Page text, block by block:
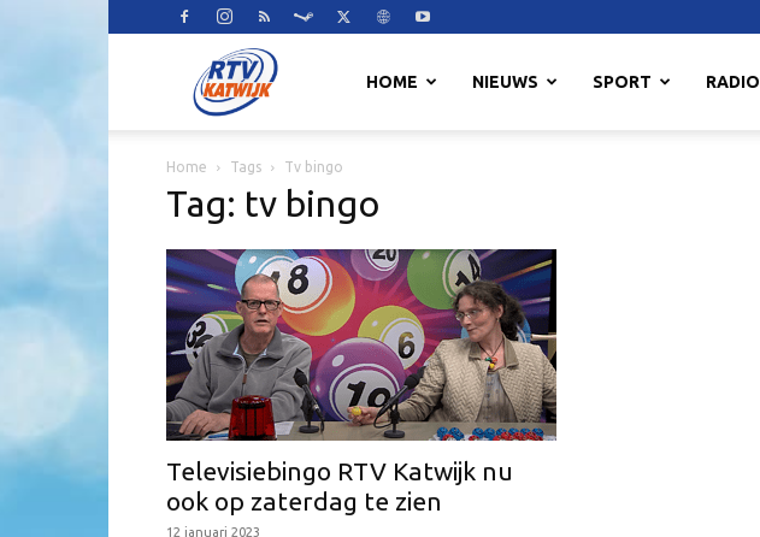
Katwijk
HOME NIEUWS SPORT RADIO
Home Tags Tv bingo
Tag: tv bingo
Televisiebingo RTV Katwijk nu
ook op zaterdag te zien
12 januari 2023